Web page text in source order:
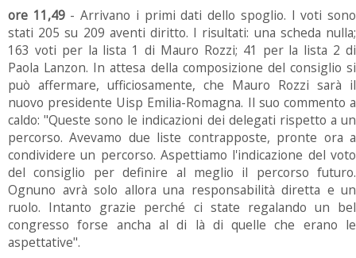
ore 11,49- Arrivano i primi dati dello spoglio. I voti sono
stati 205 su 209 aventi diritto. I risultati: una scheda nulla;
163 voti per la lista 1 di Mauro Rozzi; 41 per la lista 2 di
Paola Lanzon. In attesa della composizione del consiglio si
può affermare, ufficiosamente, che Mauro Rozzi sarà il
nuovo presidente Uisp Emilia-Romagna. Il suo commento a
caldo: "Queste sono le indicazioni dei delegati rispetto a un
percorso. Avevamo due liste contrapposte, pronte ora a
condividere un percorso. Aspettiamo l'indicazione del voto
del consiglio per definire al meglio il percorso futuro.
Ognuno avrà solo allora una responsabilità diretta e un
ruolo. Intanto grazie perché ci state regalando un bel
congresso forse ancha al di là di quelle che erano le
aspettative".